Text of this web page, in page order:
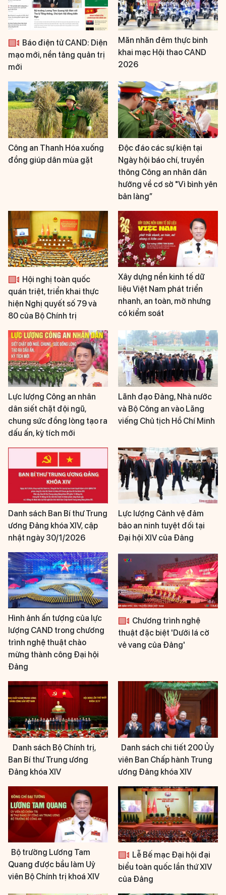
Báo điện tử CAND: Diện
mạo mới, nền tảng quản trị
mới
Mãn nhãn đêm thực binh
khai mạc Hội thao CAND
2026
Công an Thanh Hóa xuống
đồng giúp dân mùa gặt
Độc đáo các sự kiện tại
Ngày hội báo chí, truyền
thông Công an nhân dân
hướng về cơ sở "Vì bình yên
bản làng”
Hội nghị toàn quốc
quán triệt, triển khai thực
hiện Nghị quyết số 79 và
80 của Bộ Chính trị
Xây dựng nền kinh tế dữ
liệu Việt Nam phát triển
nhanh, an toàn, mở nhưng
có kiểm soát
Lực lượng Công an nhân
dân siết chặt đội ngũ,
chung sức đồng lòng tạo ra
dấu ấn, kỳ tích mới
Lãnh đạo Đảng, Nhà nước
và Bộ Công an vào Lăng
viếng Chủ tịch Hồ Chí Minh
Danh sách Ban Bí thư Trung
ương Đảng khóa XIV, cập
nhật ngày 30/1/2026
Lực lượng Cảnh vệ đảm
bảo an ninh tuyệt đối tại
Đại hội XIV của Đảng
Hình ảnh ấn tượng của lực
lượng CAND trong chương
trình nghệ thuật chào
mừng thành công Đại hội
Đảng
Chương trình nghệ
thuật đặc biệt 'Dưới lá cờ
vẻ vang của Đảng'
Danh sách Bộ Chính trị,
Ban Bí thư Trung ương
Đảng khóa XIV
Danh sách chi tiết 200 Ủy
viên Ban Chấp hành Trung
ương Đảng khóa XIV
Bộ trưởng Lương Tam
Quang được bầu làm Uỷ
viên Bộ Chính trị khoá XIV
Lễ Bế mạc Đại hội đại
biểu toàn quốc lần thứ XIV
của Đảng